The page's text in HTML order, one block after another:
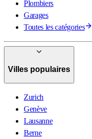
Plombiers
Garages
Toutes les catégories
Villes populaires
Zurich
Genève
Lausanne
Berne